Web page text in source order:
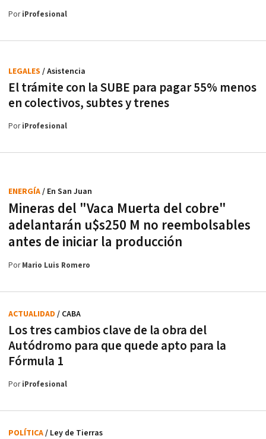
PoriProfesional
El trámite con la SUBE para pagar 55% menos
en colectivos, subtes y trenes
LEGALES / Asistencia
PoriProfesional
Mineras del "Vaca Muerta del cobre"
adelantarán u$s250 M no reembolsables
antes de iniciar la producción
ENERGÍA/ En San Juan
PorMario Luis Romero
Los tres cambios clave de la obra del
Autódromo para que quede apto para la
Fórmula 1
ACTUALIDAD / CABA
PoriProfesional
POLÍTICA/ Ley de Tierras